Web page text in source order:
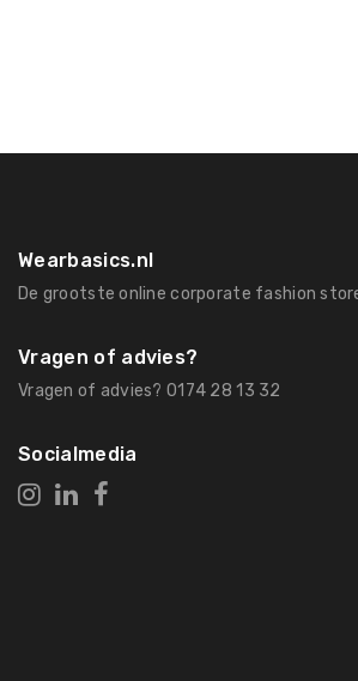
Wearbasics.nl
De grootste online corporate fashion
Vragen of advies?
Vragen of advies? 0174 28 13 32
Socialmedia